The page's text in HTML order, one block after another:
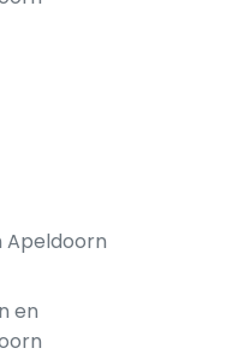
Apeldoorn
en